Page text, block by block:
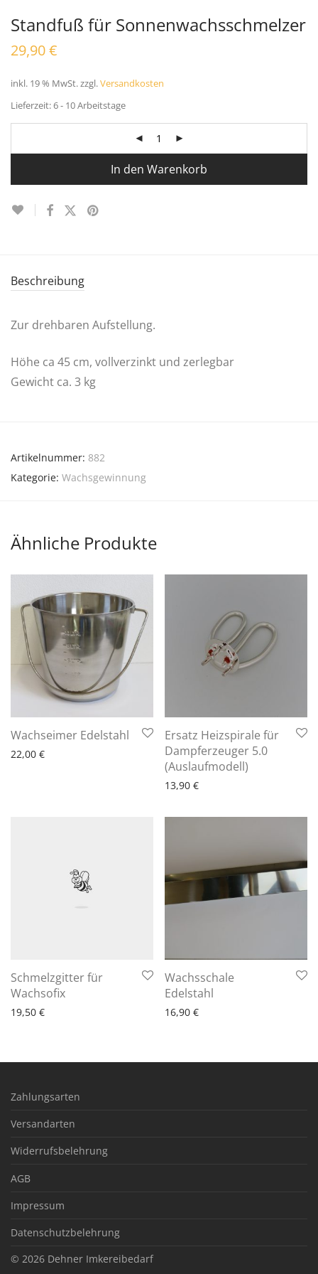
Standfuß für Sonnenwachsschmelzer
29,90€
inkl. 19 % MwSt.zzgl.Versandkosten
Lieferzeit:6 - 10 Arbeitstage
In den Warenkorb
Beschreibung
Zur drehbaren Aufstellung.
Höhe ca 45 cm, vollverzinkt und zerlegbar
Gewicht ca. 3 kg
Artikelnummer: 882
Kategorie: Wachsgewinnung
Ähnliche Produkte
Wachseimer Edelstahl
22,00 €
6 - 10 Arbeitstage
Ersatz Heizspirale für
Dampferzeuger 5.0
(Auslaufmodell)
13,90 €
6 - 10 Arbeitstage
Schmelzgitter für
Wachsofix
19,50 €
6 - 10 Arbeitstage
Wachsschale
Edelstahl
16,90 €
6 - 10 Arbeitstage
Zahlungsarten
Versandarten
Widerrufsbelehrung
AGB
Impressum
Datenschutzbelehrung
© 2026 Dehner Imkereibedarf